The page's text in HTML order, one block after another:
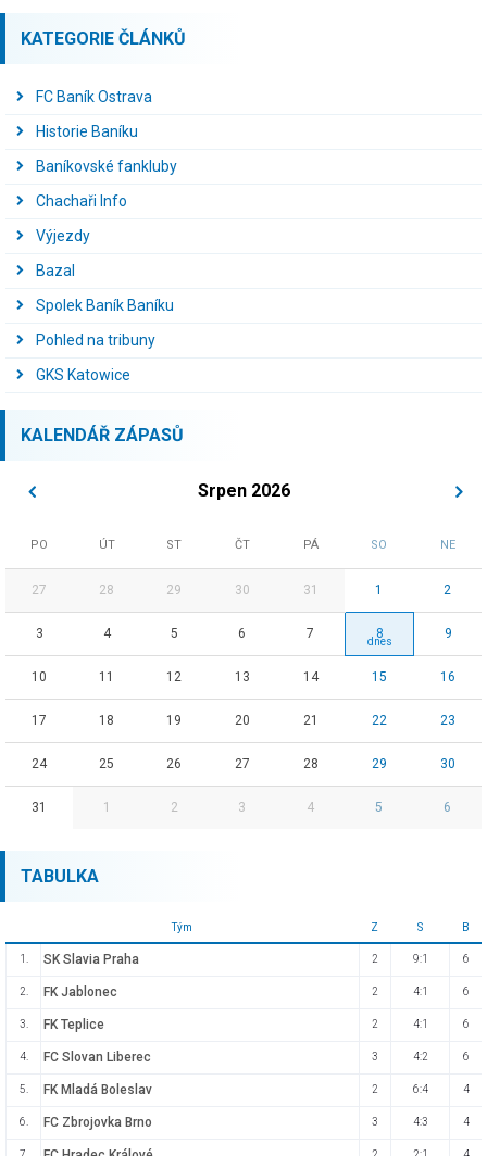
KATEGORIE ČLÁNKŮ
FC Baník Ostrava
Historie Baníku
Baníkovské fankluby
Chachaři Info
Výjezdy
Bazal
Spolek Baník Baníku
Pohled na tribuny
GKS Katowice
KALENDÁŘ ZÁPASŮ
Srpen 2026
PO ÚT ST ČT PÁ SO NE
27 28 29 30 31 1 2
3 4 5 6 7 8 9
10 11 12 13 14 15 16
17 18 19 20 21 22 23
24 25 26 27 28 29 30
31 1 2 3 4 5 6
TABULKA
Tým Z S B
1. SK Slavia Praha 2 9:1 6
2. FK Jablonec 2 4:1 6
3. FK Teplice 2 4:1 6
4. FC Slovan Liberec 3 4:2 6
5. FK Mladá Boleslav 2 6:4 4
6. FC Zbrojovka Brno 3 4:3 4